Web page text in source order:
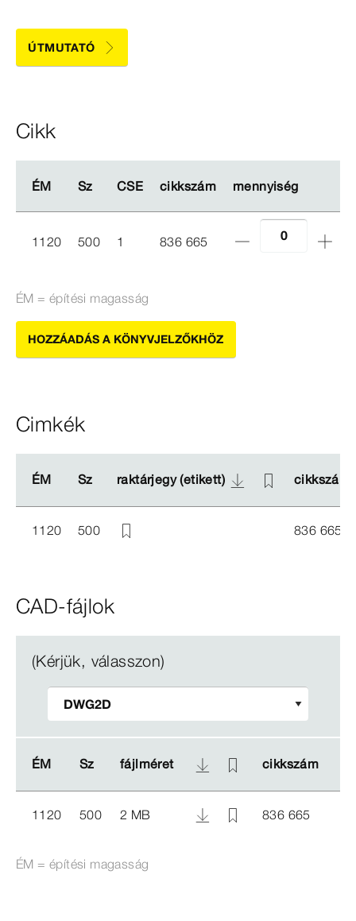
ÚTMUTATÓ
Cikk
ÉM Sz CSE cikkszám mennyiség
ÉM Sz CSE cikkszám mennyiség
1120 500 1 836 665
ÉM = építési magasság
HOZZÁADÁS A KÖNYVJELZŐKHÖZ
Cimkék
ÉM Sz raktárjegy (etikett) cikkszám
ÉM Sz raktárjegy (etikett) cikkszám
1120 500 836 665
CAD-fájlok
(Kérjük, válasszon)
ÉM Sz fájlméret cikkszám
ÉM Sz fájlméret cikkszám
1120 500 2 MB 836 665
ÉM = építési magasság